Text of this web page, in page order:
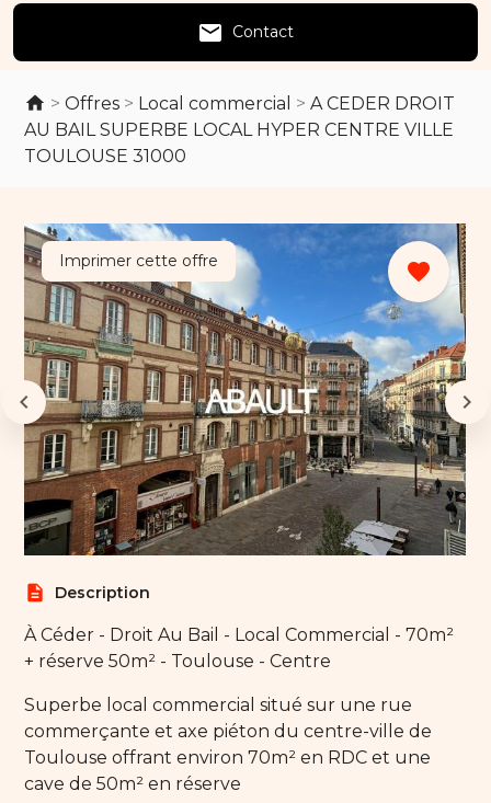
email Contact
>Offres > Local commercial >A CEDER DROIT
AU BAIL SUPERBE LOCAL HYPER CENTRE VILLE
TOULOUSE 31000
favorite
Imprimer cette offre
description Description
À Céder - Droit Au Bail - Local Commercial - 70m²
+ réserve 50m² - Toulouse - Centre
Superbe local commercial situé sur une rue
commerçante et axe piéton du centre-ville de
Toulouse offrant environ 70m² en RDC et une
cave de 50m² en réserve